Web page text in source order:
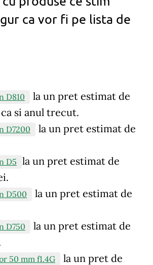
ca vor fi pe lista de
D810
la un pret estimat de
si anul trecut.
D7200
la un pret estimat de
D5
la un pret estimat de
D500
la un pret estimat de
D750
la un pret estimat de
50 mm f1.4G
la un pret de